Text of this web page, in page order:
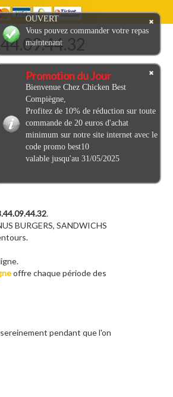
.
BURGERS, SANDWICHS
offre chaque période des
pendant que l'on
OUVERT
Vous pouvez commander votre repas
maintenant
Promotion du Jour
Bienvenue Chez Chicken Best
Compiègne,
Profitez de 10% de réduction sur toute
commande de 20 euros d'achat
minimum sur notre site internet avec le
code promo best10
valable jusqu'au 31/05/2025